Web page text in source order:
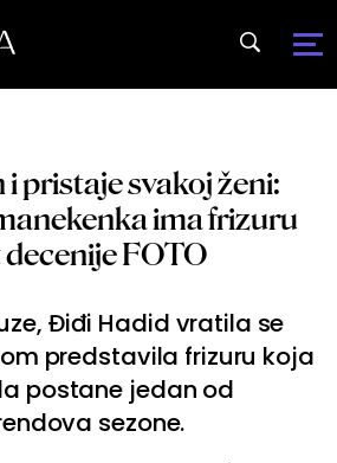
pristaje svakoj ženi:
ima frizuru
FOTO
Điđi Hadid vratila se
predstavila frizuru koja
postane jedan od
sezone.